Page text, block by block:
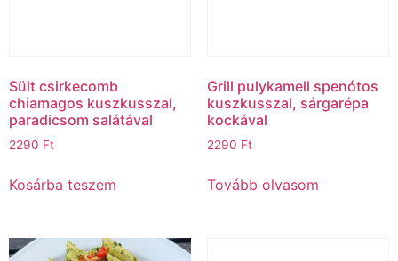
Sült csirkecomb
chiamagos kuszkusszal,
paradicsom salátával
2290 Ft
Kosárba teszem
Grill pulykamell spenótos
kuszkusszal, sárgarépa
kockával
2290 Ft
Tovább olvasom